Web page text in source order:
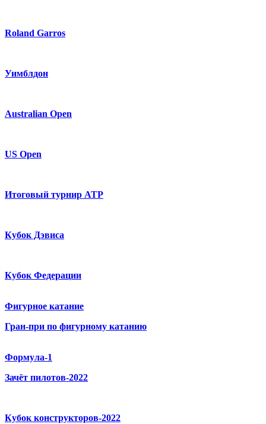
Roland Garros
Уимблдон
Australian Open
US Open
Итоговый турнир ATP
Кубок Дэвиса
Кубок Федерации
Фигурное катание
Гран-при по фигурному катанию
Формула-1
Зачёт пилотов-2022
Кубок конструкторов-2022